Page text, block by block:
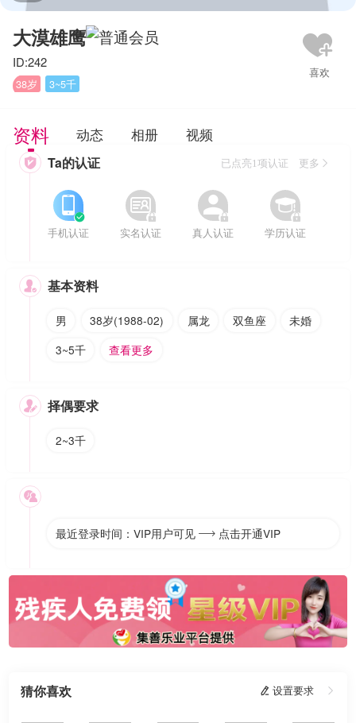
大漠雄鹰
ID:242
38岁 3~5千
资料 动态 相册 视频
 Ta的认证 已点亮1项认证 更多


手机认证


实名认证


真人认证


学历认证
 基本资料
男 38岁(1988-02) 属龙 双鱼座
未婚
3~5千
查看更多
 择偶要求
2~3千

最近登录时间：VIP用户可见  点击开通VIP
猜你喜欢  设置要求 